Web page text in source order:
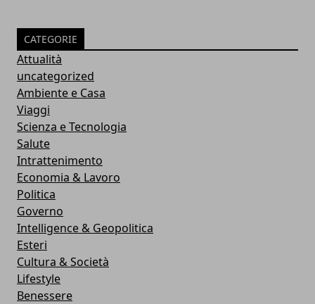
CATEGORIE
Attualità
uncategorized
Ambiente e Casa
Viaggi
Scienza e Tecnologia
Salute
Intrattenimento
Economia & Lavoro
Politica
Governo
Intelligence & Geopolitica
Esteri
Cultura & Società
Lifestyle
Benessere